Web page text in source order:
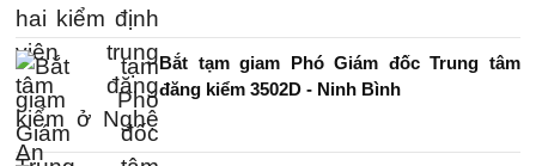
Bắt tạm giam Phó Giám đốc Trung tâm
đăng kiểm 3502D - Ninh Bình